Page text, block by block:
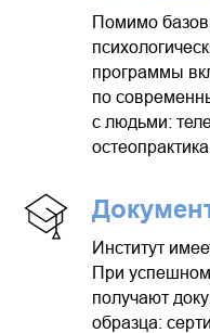
Помимо
программы
по
с людьми:
остеопрактика.
Институт
При успешном
получают
образца: